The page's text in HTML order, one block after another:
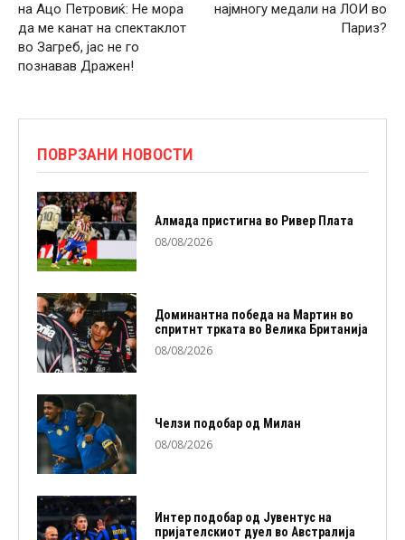
на Ацо Петровиќ: Не мора
да ме канат на спектаклот
во Загреб, јас не го
познавав Дражен!
најмногу медали на ЛОИ во
Париз?
ПОВРЗАНИ НОВОСТИ
Алмада пристигна во Ривер Плата
08/08/2026
Доминантна победа на Мартин во
спритнт трката во Велика Британија
08/08/2026
Челзи подобaр од Милан
08/08/2026
Интер подобар од Јувентус на
пријателскиот дуел во Австралија